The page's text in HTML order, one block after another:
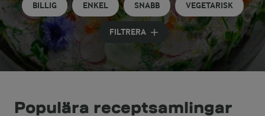
BILLIG ENKEL SNABB VEGETARISK
FILTRERA
Populära receptsamlingar